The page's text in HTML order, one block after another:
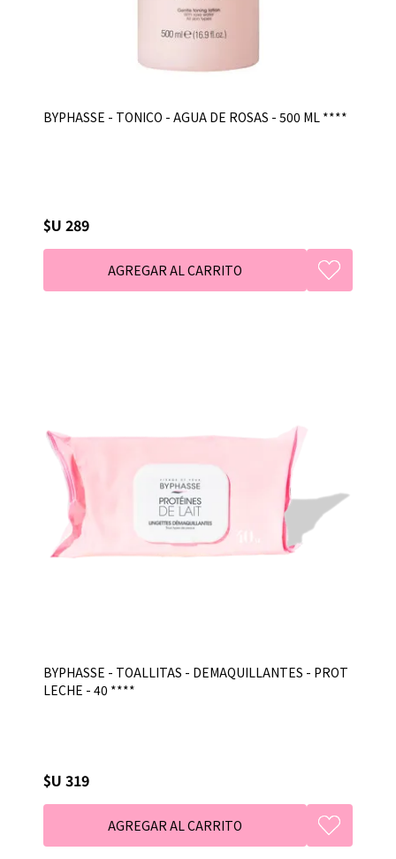
BYPHASSE - TONICO - AGUA DE ROSAS - 500 ML ****
$U 289
BYPHASSE - TOALLITAS - DEMAQUILLANTES - PROT
LECHE - 40 ****
$U 319